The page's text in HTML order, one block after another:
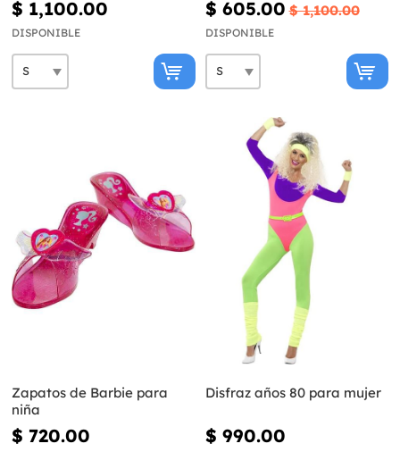
$ 1,100.00
DISPONIBLE
$ 605.00 $ 1,100.00
DISPONIBLE
Zapatos de Barbie para
niña
$ 720.00
Disfraz años 80 para mujer
$ 990.00